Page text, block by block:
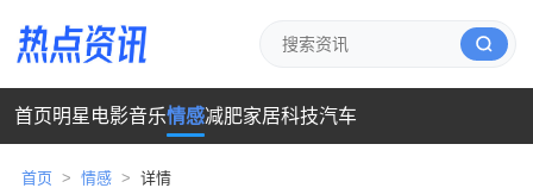
首页明星 电影音乐情感减肥家居科技汽车
首页 > 情感 > 详情